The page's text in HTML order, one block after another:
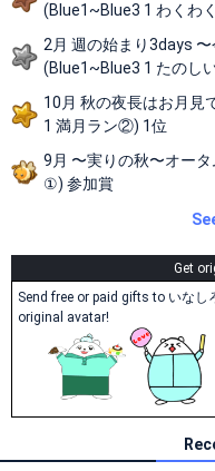
(Blue1~Blue3 1 わくわ
2月 週の始まり3days
(Blue1~Blue3 1 たのし
10月 秋の夜長はお月見
1 満月ラン②) 1位
9月 〜実りの秋〜オー
①) 参加賞
Get
Send free or paid gifts to いな
original avatar!